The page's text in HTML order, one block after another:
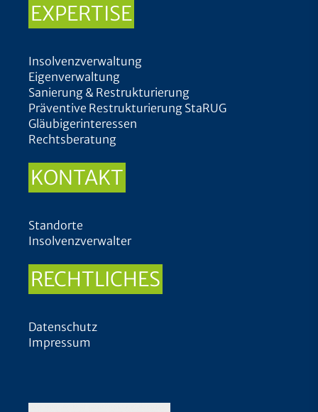
EXPERTISE
Insolvenzverwaltung
Eigenverwaltung
Sanierung & Restrukturierung
Präventive Restrukturierung StaRUG
Gläubigerinteressen
Rechtsberatung
KONTAKT
Standorte
Insolvenzverwalter
RECHTLICHES
Datenschutz
Impressum